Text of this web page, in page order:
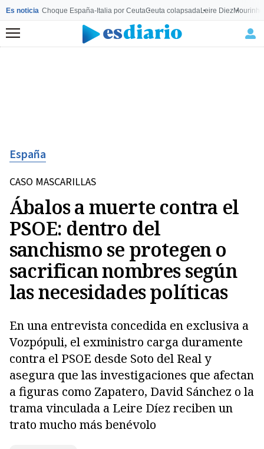
Es noticia Choque España-Italia por CeutaCeuta colapsadaLeire Diez
Menú
España
CASO MASCARILLAS
Ábalos a muerte contra el
PSOE: dentro del
sanchismo se protegen o
sacrifican nombres según
las necesidades políticas
En una entrevista concedida en exclusiva a
Vozpópuli, el exministro carga duramente
contra el PSOE desde Soto del Real y
asegura que las investigaciones que afectan
a figuras como Zapatero, David Sánchez o la
trama vinculada a Leire Díez reciben un
trato mucho más benévolo